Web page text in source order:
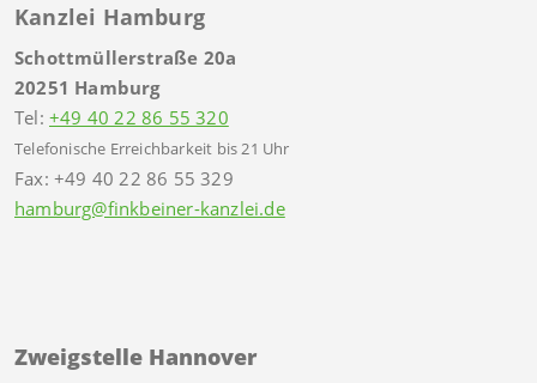
Kanzlei Hamburg
Schottmüllerstraße 20a
20251 Hamburg
Tel: +49 40 22 86 55 320
Telefonische Erreichbarkeit bis 21 Uhr
Fax: +49 40 22 86 55 329
hamburg@finkbeiner-kanzlei.de
Zweigstelle Hannover